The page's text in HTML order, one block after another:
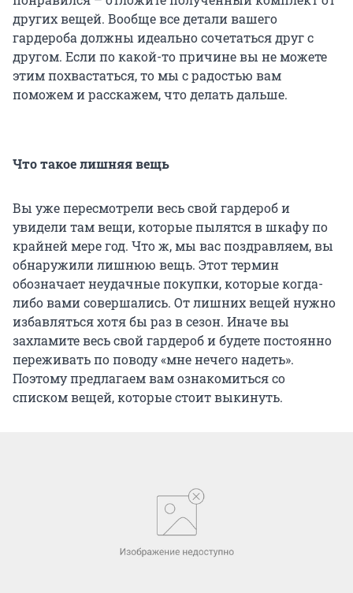
других вещей. Вообще все детали вашего
гардероба должны идеально сочетаться друг с
другом. Если по какой-то причине вы не можете
этим похвастаться, то мы с радостью вам
поможем и расскажем, что делать дальше.
Что такое лишняя вещь
Вы уже пересмотрели весь свой гардероб и
увидели там вещи, которые пылятся в шкафу по
крайней мере год. Что ж, мы вас поздравляем, вы
обнаружили лишнюю вещь. Этот термин
обозначает неудачные покупки, которые когда-
либо вами совершались. От лишних вещей нужно
избавляться хотя бы раз в сезон. Иначе вы
захламите весь свой гардероб и будете постоянно
переживать по поводу «мне нечего надеть».
Поэтому предлагаем вам ознакомиться со
списком вещей, которые стоит выкинуть.